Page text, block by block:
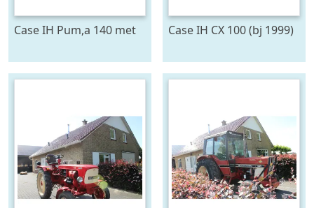
Case IH Pum,a 140 met
Case IH CX 100 (bj 1999)